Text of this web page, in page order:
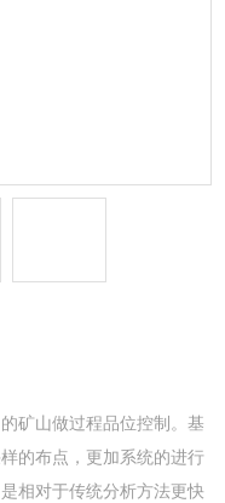
矿山做过程品位控制。基
的布点，更加系统的进行
相对于传统分析方法更快